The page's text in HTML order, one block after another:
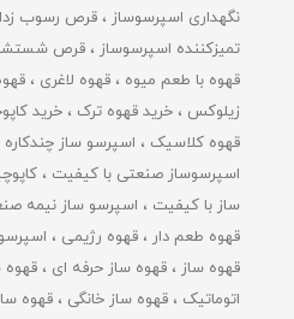
نگهداری اسپرسوساز
قرص رسوب
تمیزکننده اسپرسوساز
قرص شستشو
قهوه با طعم میوه
قهوه لاغری
زیلوکس
خرید قهوه ترک خرید
قهوه کلاسیک
اسپرسو ساز چندکاره
اسپرسوساز صنعتی با کیفیت
ساز با کیفیت
اسپرسو ساز نیمه
قهوه طعم دار
قهوه رژیمی
قهوه ساز
قهوه ساز حرفه ای قهوه
اتوماتیک
قهوه ساز خانگی قهوه